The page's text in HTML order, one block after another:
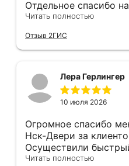
Отдельное спасибо
Анастасии, помогла
профессионально,
Читать полностью
Отзыв 2ГИС
Лера Герлингер
10 июля 2026
Огромное спасибо
Нск-Двери за
Осуществили
оказались в наличии.
Читать полностью